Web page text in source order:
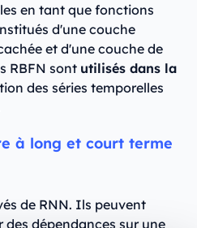
en tant que fonctions
d'une couche
et d'une couche de
RBFN sont utilisés dans la
des séries temporelles
à long et court terme
de RNN. Ils peuvent
dépendances sur une